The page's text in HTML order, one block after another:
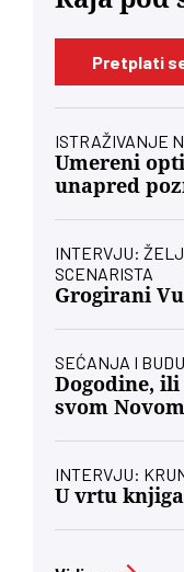
Pretplati
ISTRAŽIVANJE
Umereni
unapred
INTERVJU:
SCENARISTA
Grogirani
SEĆANJA I
Dogodine,
svom
INTERVJU:
U vrtu knjiga